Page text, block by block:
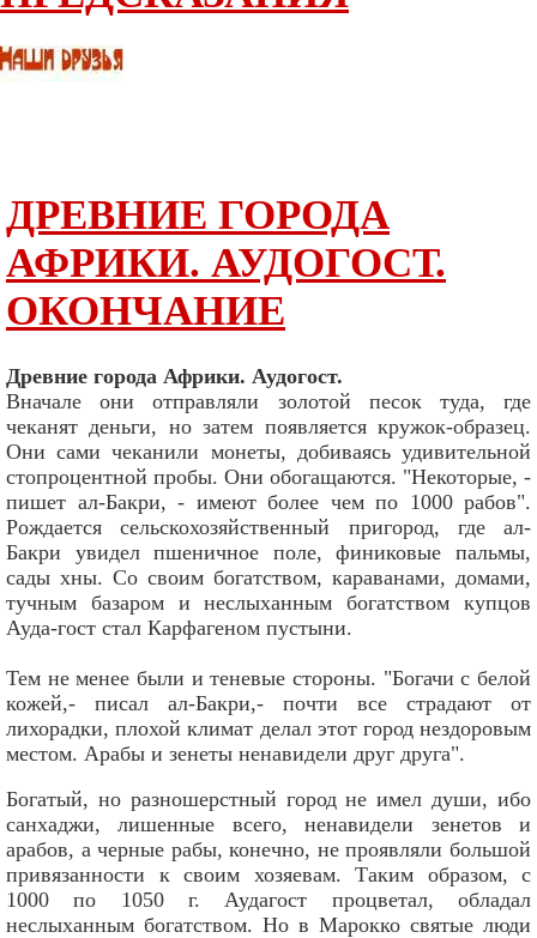
ДРЕВНИЕ ГОРОДА
АФРИКИ. АУДОГОСТ.
ОКОНЧАНИЕ
Древние города Африки. Аудогост.
Вначале они отправляли золотой песок туда, где
чеканят деньги, но затем появляется кружок-образец.
Они сами чеканили монеты, добиваясь удивительной
стопроцентной пробы. Они обогащаются. "Некоторые, -
пишет ал-Бакри, - имеют более чем по 1000 рабов".
Рождается сельскохозяйственный пригород, где ал-
Бакри увидел пшеничное поле, финиковые пальмы,
сады хны. Со своим богатством, караванами, домами,
тучным базаром и неслыханным богатством купцов
Ауда-гост стал Карфагеном пустыни.
Тем не менее были и теневые стороны. "Богачи с белой
кожей,- писал ал-Бакри,- почти все страдают от
лихорадки, плохой климат делал этот город нездоровым
местом. Арабы и зенеты ненавидели друг друга".
Богатый, но разношерстный город не имел души, ибо
санхаджи, лишенные всего, ненавидели зенетов и
арабов, а черные рабы, конечно, не проявляли большой
привязанности к своим хозяевам. Таким образом, с
1000 по 1050 г. Аудагост процветал, обладал
неслыханным богатством. Но в Марокко святые люди